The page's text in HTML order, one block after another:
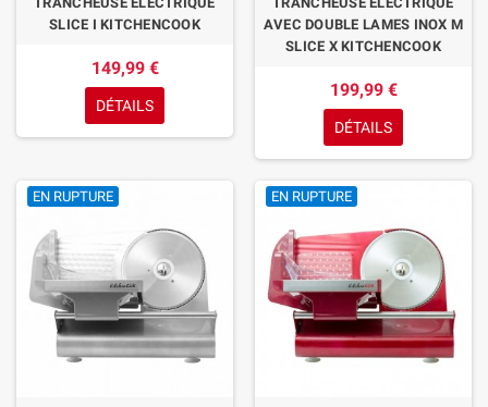
SLICE I KITCHENCOOK
149,99 €
DÉTAILS
AVEC DOUBLE LAMES INOX M
SLICE X KITCHENCOOK
199,99 €
DÉTAILS
EN RUPTURE EN RUPTURE